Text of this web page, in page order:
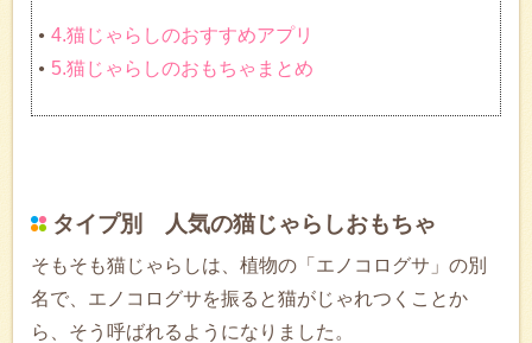
4.猫じゃらしのおすすめアプリ
5.猫じゃらしのおもちゃまとめ
タイプ別 人気の猫じゃらしおもちゃ
そもそも猫じゃらしは、植物の「エノコログサ」の別
名で、エノコログサを振ると猫がじゃれつくことか
ら、そう呼ばれるようになりました。